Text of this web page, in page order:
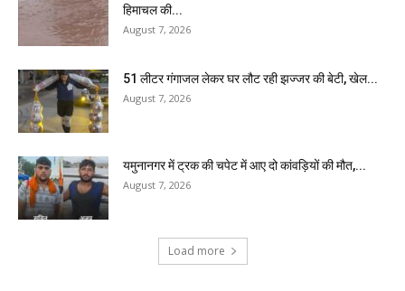
हिमाचल की...
August 7, 2026
51 लीटर गंगाजल लेकर घर लौट रही झज्जर की बेटी, खेल...
August 7, 2026
यमुनानगर में ट्रक की चपेट में आए दो कांवड़ियों की मौत,...
August 7, 2026
Load more